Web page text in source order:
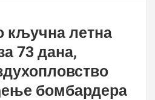
кључна летна
73 дана,
бомбардера